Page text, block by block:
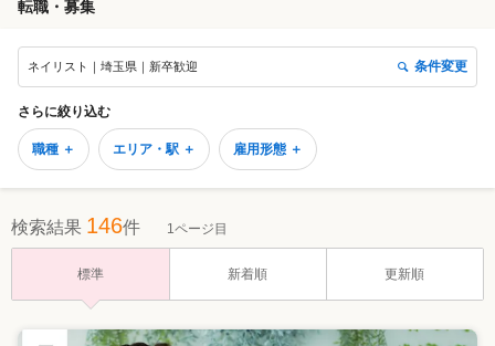
転職・募集
ネイリスト｜埼玉県｜新卒歓迎 条件変更
さらに絞り込む
職種 ＋ エリア・駅 ＋ 雇用形態 ＋
検索結果 146件 1ページ目
標準 新着順 更新順